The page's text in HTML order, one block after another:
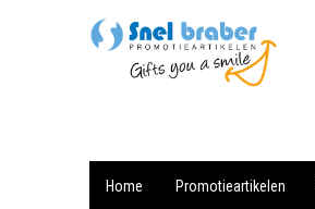
Home Promotieartikelen